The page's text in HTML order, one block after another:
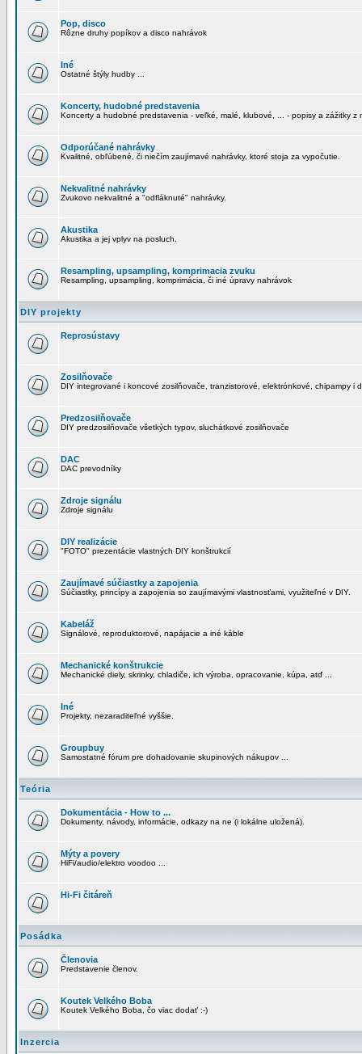
Pop, disco
Rôzne druhy popíkov a disco nahrávok
Iné
Ostatné štýly hudby ...
Koncerty, hudobné predstavenia
Koncerty a hudobné predstavenia - veľké, malé, klubové, ... - popisy a zážitky z
Odporúčané nahrávky
Kvalitné, obľúbené, či niečím zaujímavé nahrávky, ktoré stoja za vypočutie.
Nekvalitné nahrávky
Zvukovo nekvalitné a "odfláknuté" nahrávky.
Akustika
Akustika a jej vplyv na posluch.
Resampling, upsampling, komprimacia zvuku
Resampling, upsampling, komprimácia, či iné úpravy nahrávok
DIY projekty
Reprosústavy
Zosilňovače
DIY integrované i koncové zosilňovače, tranzistorové, elektrónkové, chipampy i
Predzosilňovače
DIY predzosilňovače všetkých typov, sluchátkové zosilňovače
DAC
DAC prevodníky
Zdroje signálu
Zdroje signálu
DIY realizácie
"FOTO" prezentácie vlastných DIY konštrukcií
Zaujímavé súčiastky a zapojenia
Súčiastky, princípy a zapojenia so zaujímavými vlastnosťami, využiteľné v DIY.
Kabeláž
Signálové, reproduktorové, napájacie a iné káble
Mechanické konštrukcie
Mechanické diely, skrinky, chladiče, ich výroba, opracovanie, kúpa, atď ...
Iné
Projekty, nezaraditeľné vyššie.
Groupbuy
Samostatné fórum pre dohadovanie skupinových nákupov ...
Teória
Dokumentácia - How to ...
Dokumenty, návody, informácie, odkazy na ne (i lokálne uložená).
Mýty a povery
HiFi/audio/elektro voodoo ...
Hi-Fi čitáreň
Posádka
Členovia
Predstavenie členov.
Koutek Velkého Boba
Koutek Velkého Boba, čo viac dodať :-)
Inzercia